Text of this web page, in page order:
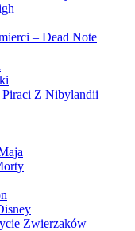
– Dead Note
Piraci Z Nibylandii
Zwierzaków